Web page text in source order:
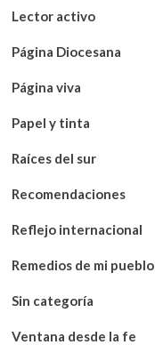
Lector activo
Página Diocesana
Página viva
Papel y tinta
Raíces del sur
Recomendaciones
Reflejo internacional
Remedios de mi pueblo
Sin categoría
Ventana desde la fe